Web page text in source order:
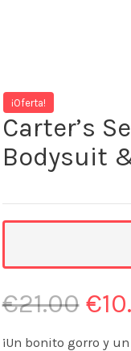
¡Oferta!
Carter’s
Bodysuit
€21.00 €
¡Un bonito gorro y